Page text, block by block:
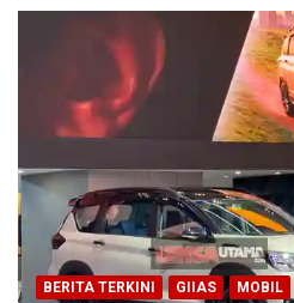
BERITA TERKINI GIIAS MOBIL